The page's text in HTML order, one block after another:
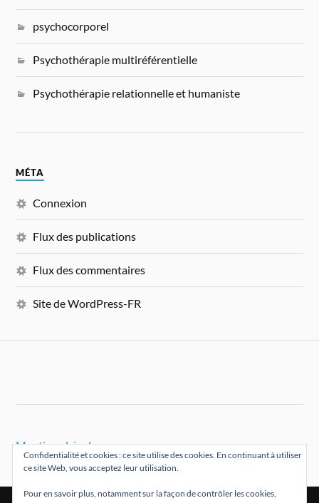
psychocorporel
Psychothérapie multiréférentielle
Psychothérapie relationnelle et humaniste
MÉTA
Connexion
Flux des publications
Flux des commentaires
Site de WordPress-FR
Mentions Légales
Confidentialité et cookies : ce site utilise des cookies. En continuant à utiliser
ce site Web, vous acceptez leur utilisation.
Pour en savoir plus, notamment sur la façon de contrôler les cookies,